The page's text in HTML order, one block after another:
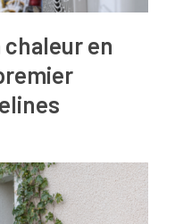
chaleur en